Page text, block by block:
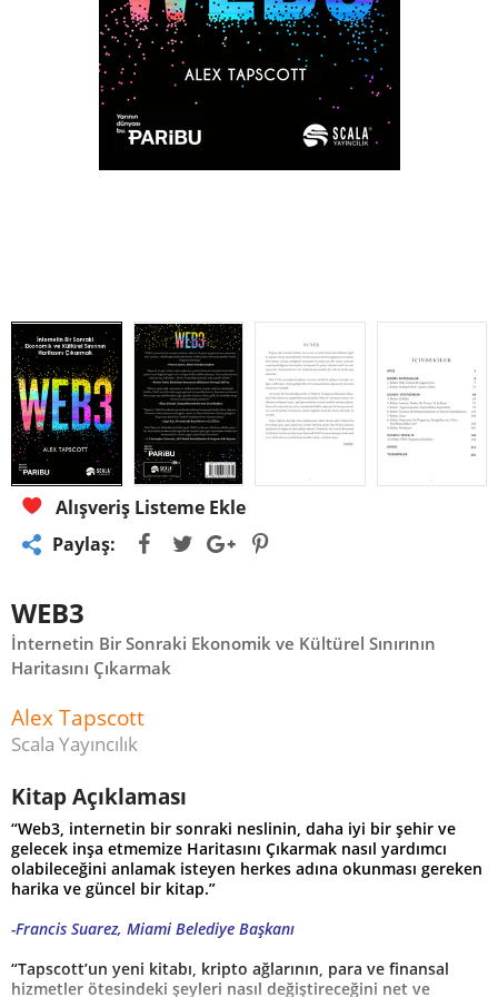
Alışveriş Listeme Ekle
Paylaş:
WEB3
İnternetin Bir Sonraki Ekonomik ve Kültürel Sınırının
Haritasını Çıkarmak
Alex Tapscott
Scala Yayıncılık
Kitap Açıklaması
“Web3, internetin bir sonraki neslinin, daha iyi bir şehir ve
gelecek inşa etmemize Haritasını Çıkarmak nasıl yardımcı
olabileceğini anlamak isteyen herkes adına okunması gereken
harika ve güncel bir kitap.”
-Francis Suarez, Miami Belediye Başkanı
“Tapscott’un yeni kitabı, kripto ağlarının, para ve finansal
hizmetler ötesindeki şeyleri nasıl değiştireceğini net ve